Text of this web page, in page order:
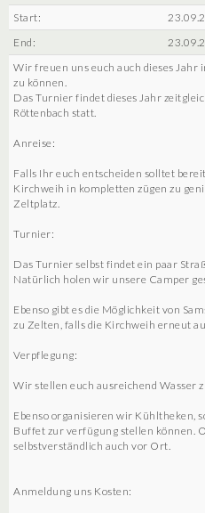
Start:
End:
Wir freuen uns euch auch dieses Jahr
zu können.
Das Turnier findet dieses Jahr
Röttenbach statt.
Anreise:
Falls Ihr euch entscheiden solltet
Kirchweih in kompletten zügen zu
Zeltplatz.
Turnier:
Das Turnier selbst findet ein paar
Natürlich holen wir unsere Camper
Ebenso gibt es die Möglichkeit von
zu Zelten, falls die Kirchweih erneut
Verpflegung:
Wir stellen euch ausreichend Wasser
Ebenso organisieren wir Kühltheken,
Buffet zur verfügung stellen können.
selbstverständlich auch vor Ort.
Anmeldung uns Kosten: